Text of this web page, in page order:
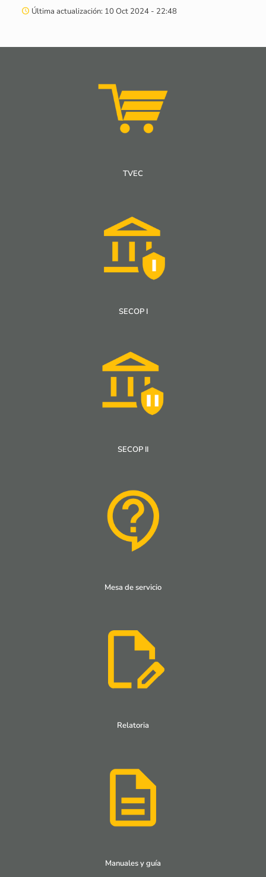
Plan de Bienestar Social e Incentivos – 2016
Plan de Bienestar Social e Incentivos –
Última actualización: 10 Oct 2024 - 22:48
TVEC
SECOP I
SECOP II
Mesa de servicio
Relatoria
Manuales y guía